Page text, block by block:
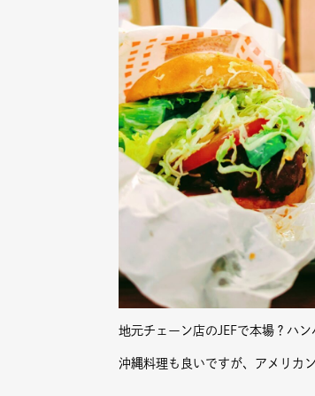
地元チェーン店のJEFで本場？ハン
沖縄料理も良いですが、アメリカ